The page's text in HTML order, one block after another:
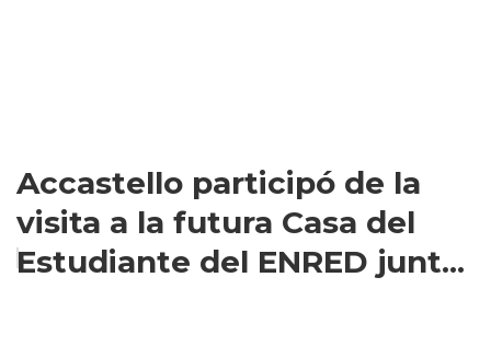
Accastello participó de la
visita a la futura Casa del
Estudiante del ENRED junt...